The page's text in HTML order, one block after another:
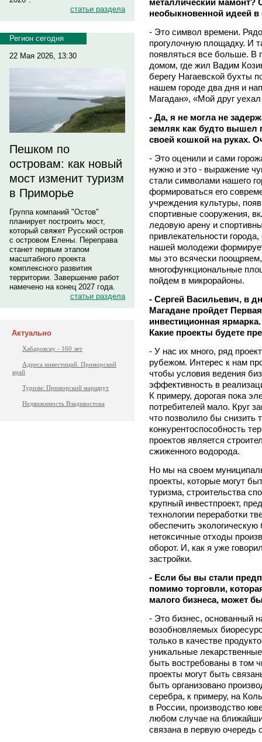
статьи раздела
Регион сегодня
22 Мая 2026, 13:30
Пешком по
островам: как новый
мост изменит туризм
в Приморье
Группа компаний "Остов"
планирует построить мост,
который свяжет Русский остров
с островом Елены. Переправа
станет первым этапом
масштабного проекта
комплексного развития
территории. Завершение работ
намечено на конец 2027 года.
статьи раздела
Актуально
Хабаровску - 160 лет
Адреса инвестиций. Приморский
край
Туризм: Приморский маршрут
Недвижимость Владивостока
необыкновенной идеей
- Это символ времени.
прогулочную площадку. И
появляться все больше. В
домом, где жил Вадим
берегу Нагаевской бухты
нашем городе два дня и
Магадан», «Мой друг
- Да, я не могла не
земляк как будто вышел
своей кошкой на руках.
- Это оценили и сами
нужно и это - выражение
стали символами нашего
формироваться его
учреждения культуры,
спортивные сооружения,
ледовую арену и
привлекательности
нашей молодежи
мы это всячески
многофункциональные
пойдем в микрорайоны.
- Сергей Васильевич, в
Магадане пройдет
инвестиционная
Какие проекты будете
- У нас их много, ряд
рубежом. Интерес к нам
чтобы условия ведения
эффективность в
К примеру, дорогая пока
потребителей мало. Круг
что позволило бы
конкурентоспособность
проектов является
сжиженного водорода.
Но мы на своем
проекты, которые могут
туризма, строительства
крупный инвестпроект,
технологии переработки
обеспечить экологическую
нетоксичные отходы
оборот. И, как я уже
застройки.
- Если бы вы стали
помимо торговли,
малого бизнеса, может
- Это бизнес, основанный
возобновляемых
только в качестве
уникальные
быть востребованы в том
проекты могут быть
быть организовано
серебра, к примеру, на
в России, производство
любом случае на
связана в первую